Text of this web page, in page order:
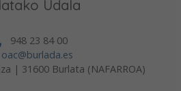
Udala
948 23 84 00
oac@burlada.es
| 31600 Burlata (NAFARROA)